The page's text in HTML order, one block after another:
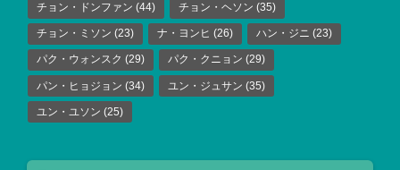
チョン・ドンファン (44) チョン・ヘソン (35)
チョン・ミソン (23) ナ・ヨンヒ (26) ハン・ジニ (23)
パク・ウォンスク (29) パク・クニョン (29)
パン・ヒョジョン (34) ユン・ジュサン (35)
ユン・ユソン (25)